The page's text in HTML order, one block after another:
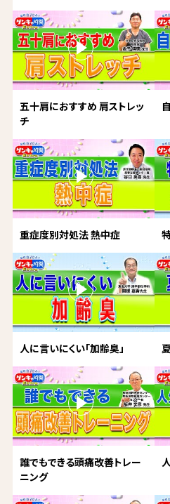
五十肩におすすめ 肩ストレッ
チ
重症度別対処法 熱中症
人に言いにくい「加齢臭」
誰でもできる頭痛改善トレー
ニング